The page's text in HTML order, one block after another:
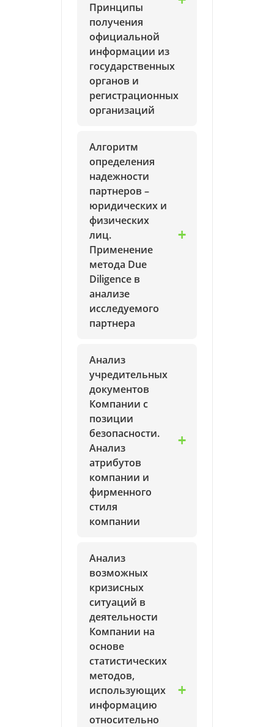
Принципы
получения
официальной
информации из
государственных
органов и
регистрационных
организаций
Алгоритм
определения
надежности
партнеров –
юридических и
физических
лиц.
Применение
метода Due
Diligence в
анализе
исследуемого
партнера
Анализ
учредительных
документов
Компании с
позиции
безопасности.
Анализ
атрибутов
компании и
фирменного
стиля
компании
Анализ
возможных
кризисных
ситуаций в
деятельности
Компании на
основе
статистических
методов,
использующих
информацию
относительно